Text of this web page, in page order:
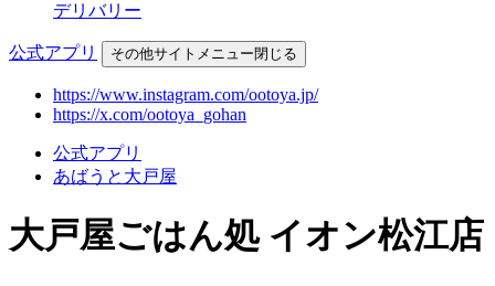
デリバリー
公式アプリ その他サイトメニュー閉じる
https://www.instagram.com/ootoya.jp/
https://x.com/ootoya_gohan
公式アプリ
あばうと大戸屋
大戸屋ごはん処 イオン松江店